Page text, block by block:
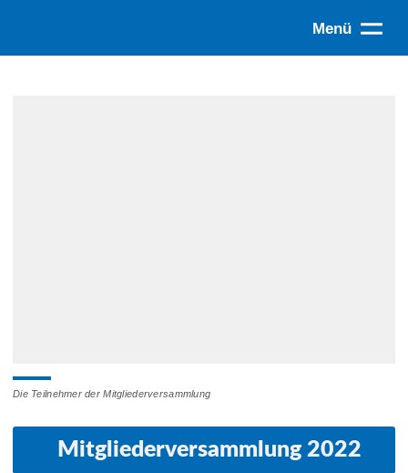
Menü
Die Teilnehmer der Mitgliederversammlung
Mitgliederversammlung 2022